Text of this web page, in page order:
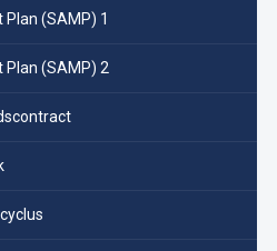
(SAMP) 1
(SAMP) 2